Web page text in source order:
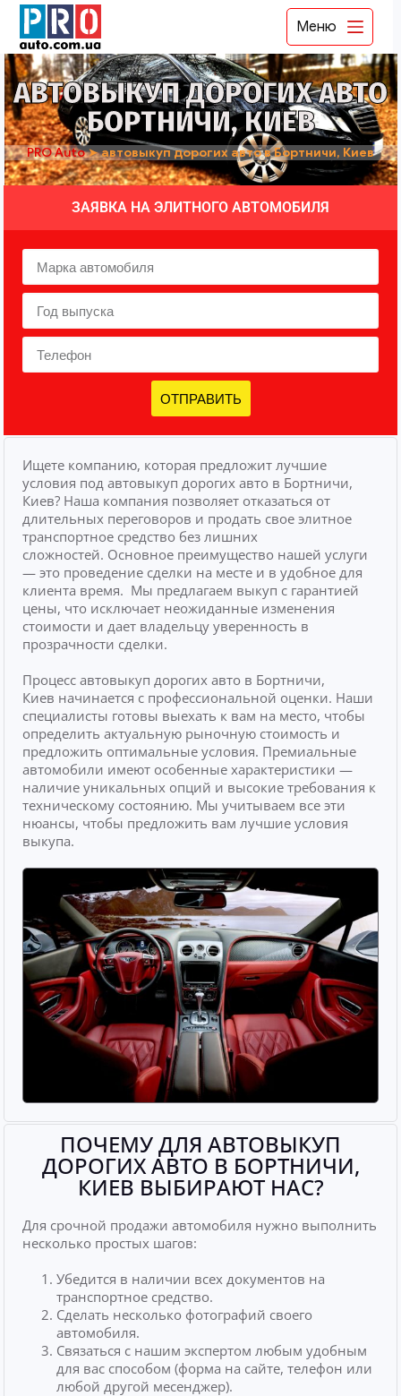
Меню
АВТОВЫКУП ДОРОГИХ АВТО
БОРТНИЧИ, КИЕВ
PRO Auto➤автовыкуп дорогих авто в Бортничи, Киев
ЗАЯВКА НА ЭЛИТНОГО АВТОМОБИЛЯ
ОТПРАВИТЬ
Ищете компанию, которая предложит лучшие
условия под автовыкуп дорогих авто в Бортничи,
Киев? Наша компания позволяет отказаться от
длительных переговоров и продать свое элитное
транспортное средство без лишних
сложностей. Основное преимущество нашей услуги
— это проведение сделки на месте и в удобное для
клиента время. Мы предлагаем выкуп с гарантией
цены, что исключает неожиданные изменения
стоимости и дает владельцу уверенность в
прозрачности сделки.
Процесс автовыкуп дорогих авто в Бортничи,
Киев начинается с профессиональной оценки. Наши
специалисты готовы выехать к вам на место, чтобы
определить актуальную рыночную стоимость и
предложить оптимальные условия. Премиальные
автомобили имеют особенные характеристики —
наличие уникальных опций и высокие требования к
техническому состоянию. Мы учитываем все эти
нюансы, чтобы предложить вам лучшие условия
выкупа.
ПОЧЕМУ ДЛЯ АВТОВЫКУП
ДОРОГИХ АВТО В БОРТНИЧИ,
КИЕВ ВЫБИРАЮТ НАС?
Для срочной продажи автомобиля нужно выполнить
несколько простых шагов:
Убедится в наличии всех документов на
транспортное средство.
Сделать несколько фотографий своего
автомобиля.
Связаться с нашим экспертом любым удобным
для вас способом (форма на сайте, телефон или
любой другой месенджер).